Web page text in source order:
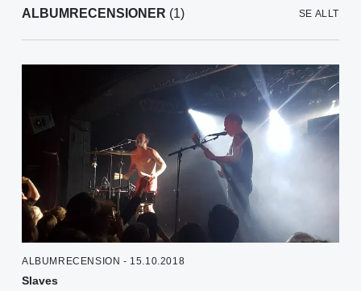
ALBUMRECENSIONER (1) SE ALLT
ALBUMRECENSION - 15.10.2018
Slaves